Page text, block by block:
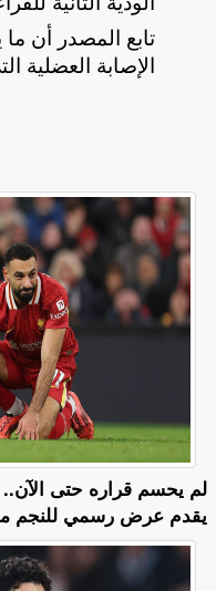
تابع المصدر أن
الإصابة العضلية
لم يحسم قراره حتى
يقدم عرض رسمي للنجم